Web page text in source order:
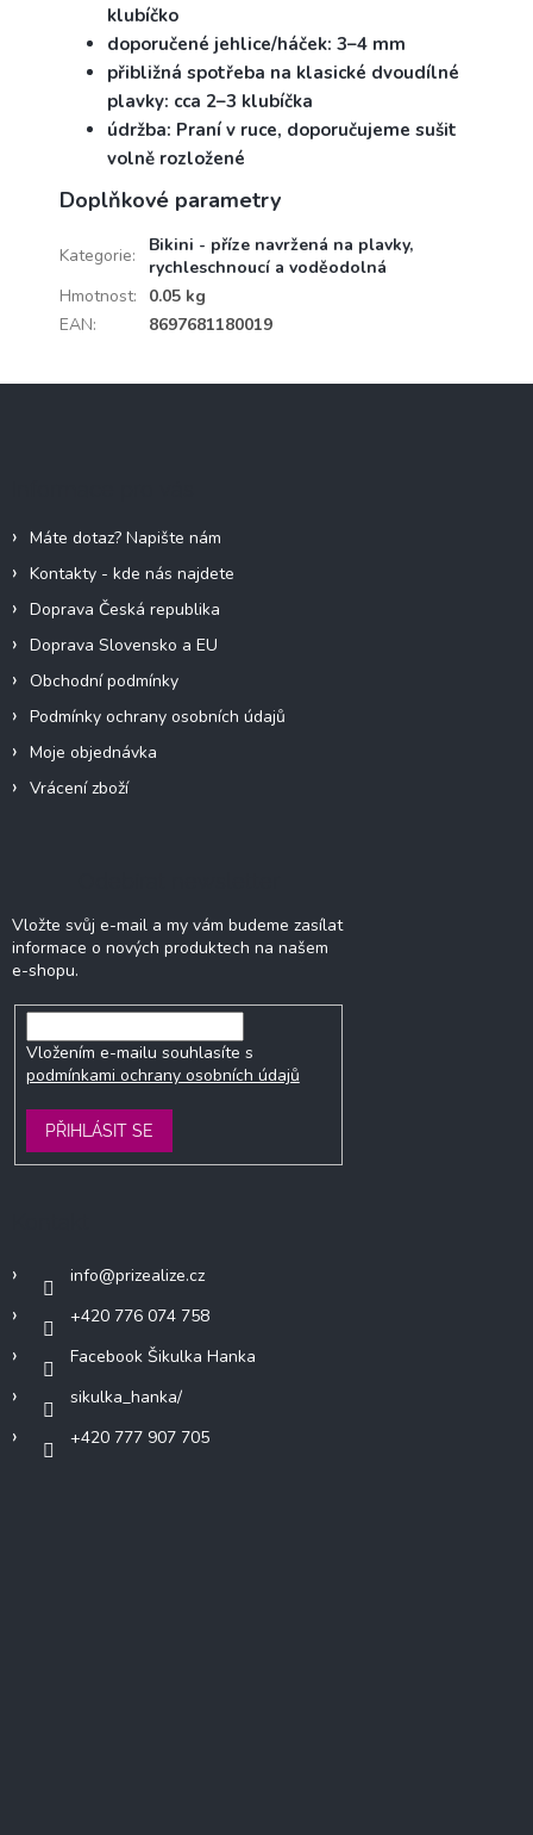
klubíčko
doporučené jehlice/háček: 3–4 mm
přibližná spotřeba na klasické dvoudílné
plavky: cca 2–3 klubíčka
údržba: Praní v ruce, doporučujeme sušit
volně rozložené
Doplňkové parametry
Kategorie:
Bikini - příze navržená na plavky,
rychleschnoucí a voděodolná
Hmotnost:
0.05 kg
EAN: 8697681180019
Máte dotaz? Napište nám
Kontakty - kde nás najdete
Doprava Česká republika
Doprava Slovensko a EU
Obchodní podmínky
Podmínky ochrany osobních údajů
Moje objednávka
Vrácení zboží
Vložte svůj e-mail a my vám budeme zasílat
informace o nových produktech na našem
e-shopu.
Vložením e-mailu souhlasíte s
podmínkami ochrany osobních údajů
PŘIHLÁSIT SE
info@prizealize.cz
+420 776 074 758
Facebook Šikulka Hanka
sikulka_hanka/
+420 777 907 705